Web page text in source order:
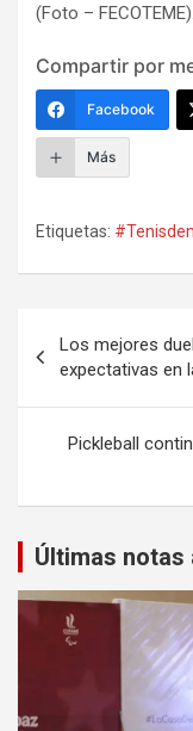
(Foto – FECOTEME).
Compartir por
Facebook
Más
Etiquetas:
de
entradas
Los mejores
expectativas en
Pickleball
Últimas notas